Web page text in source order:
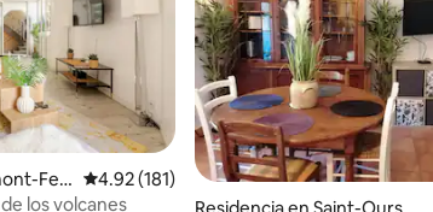
evaluaciones
Ferr Calificación promedio: 4.92 de 5; 181
4.92 (181)
los volcanes